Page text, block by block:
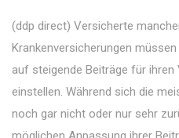
(ddp direct) Versicherte
Krankenversicherungen
auf steigende Beiträge für
einstellen. Während sich die
noch gar nicht oder nur sehr